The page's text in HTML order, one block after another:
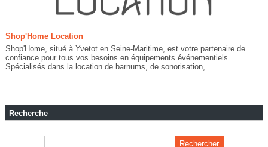
Shop'Home Location
Shop'Home, situé à Yvetot en Seine-Maritime, est votre partenaire de
confiance pour tous vos besoins en équipements événementiels.
Spécialisés dans la location de barnums, de sonorisation,...
Recherche